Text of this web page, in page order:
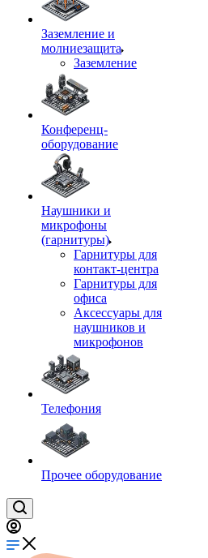
Заземление и
молниезащита
Заземление
Конференц-
оборудование
Наушники и
микрофоны
(гарнитуры)
Гарнитуры для
контакт-центра
Гарнитуры для
офиса
Аксессуары для
наушников и
микрофонов
Телефония
Прочее оборудование